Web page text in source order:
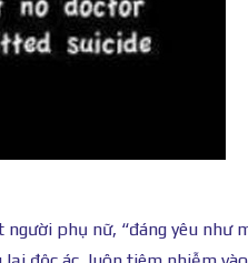
phụ nữ, “đáng yêu như